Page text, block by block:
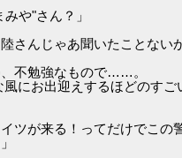
や"さん？」
さんじゃあ聞いたことない
不勉強なもので……。
出迎えするほどのすご
ツが来る！ってだけでこの